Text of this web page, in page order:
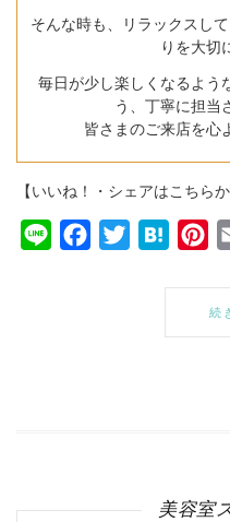
そんな時も、リラックスし
りを大切
毎日が少し楽しくなるよう
う、丁寧に担当
皆さまのご来店を心
【いいね！・シェアはこちらか
Line FacebookTwitterHatena
続
美容室